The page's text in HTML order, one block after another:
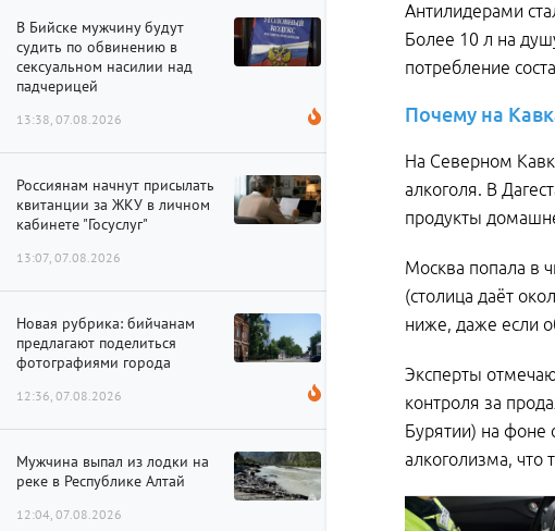
В Бийске мужчину будут
судить по обвинению в
сексуальном насилии над
падчерицей
13:38, 07.08.2026
Россиянам начнут присылать
квитанции за ЖКУ в личном
кабинете "Госуслуг"
13:07, 07.08.2026
Новая рубрика: бийчанам
предлагают поделиться
фотографиями города
12:36, 07.08.2026
Мужчина выпал из лодки на
реке в Республике Алтай
12:04, 07.08.2026
Антилидерами
Более 10 л на
потребление
Почему на
На Северном
алкоголя. В
продукты
Москва попала в
(столица даёт
ниже, даже если
Эксперты
контроля за
Бурятии) на фоне
алкоголизма, что